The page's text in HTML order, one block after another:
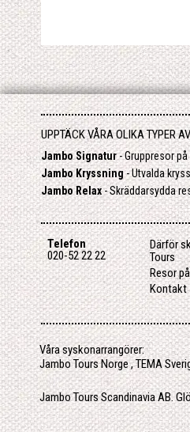
UPPTÄCK VÅRA OLIKA TYPER
Jambo Signatur- Gruppresor
Jambo Kryssning- Utvalda
Jambo Relax- Skräddarsydda
Telefon
020-52 22 22
Därför
Tours
Resor
Kontakt
Våra syskonarrangörer:
Jambo Tours Norge,TEMA
Jambo Tours Scandinavia AB.